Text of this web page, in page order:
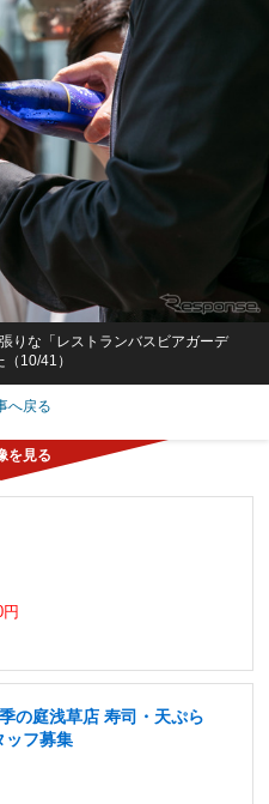
りな「レストランバスビアガーデ
10/41）
へ戻る
の庭浅草店 寿司・天ぷら
ッフ募集